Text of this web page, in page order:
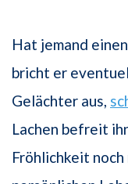
Hat jemand
bricht er
Gelächter aus,
Lachen befreit
Fröhlichkeit